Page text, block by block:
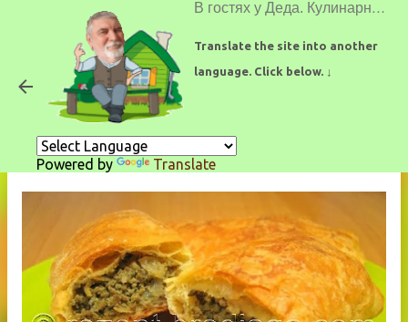
В гостях у Деда. Кулинарные рецепты.
Translate the site into another
language. Click below. ↓
Powered by Translate
Пирожки с печенью